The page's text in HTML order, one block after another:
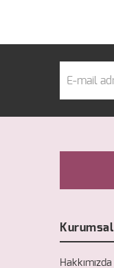
Kurumsal
Hakkımızda